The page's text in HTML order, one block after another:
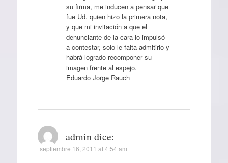
su firma, me inducen a pensar que
fue Ud. quien hizo la primera nota,
y que mi invitación a que el
denunciante de la cara lo impulsó
a contestar, solo le falta admitirlo y
habrá logrado recomponer su
imagen frente al espejo.
Eduardo Jorge Rauch
admin dice:
septiembre 16, 2011 at 4:54 am